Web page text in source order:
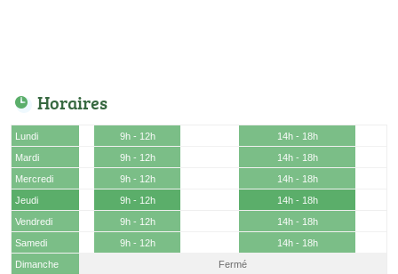
Horaires
Lundi 9h - 12h
14h - 18h
Mardi
9h - 12h
14h - 18h
Mercredi
9h - 12h
14h - 18h
Jeudi
9h - 12h
14h - 18h
Vendredi
9h - 12h
14h - 18h
Samedi
9h - 12h
14h - 18h
Dimanche
Fermé